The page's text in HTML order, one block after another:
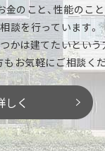
のこと、性能のこと
談を行っています。
かは建てたいという
お気軽にご相談くだ
しく
らほとんどが「標準仕様
、外壁など気になるア
ーやサイズなど、新し
様は異なります。
のつながりなど、図面